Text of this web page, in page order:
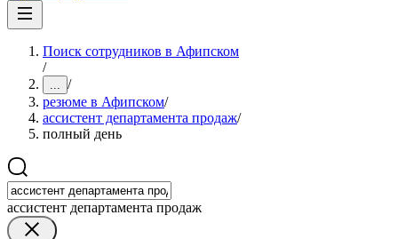
Поиск сотрудников в Афипском
/
... /
резюме в Афипском/
ассистент департамента продаж/
полный день
ассистент департамента продаж